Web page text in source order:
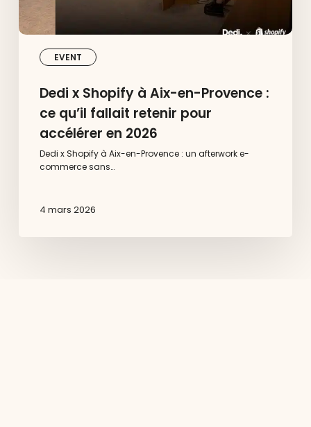
EVENT
pour
accélérer
2026
Dedi x Shopify à Aix-en-Provence :
ce qu’il fallait retenir pour
accélérer en 2026
Dedi x Shopify à Aix-en-Provence : un afterwork e-
commerce sans…
4 mars 2026